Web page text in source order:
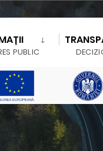
PUBLIC